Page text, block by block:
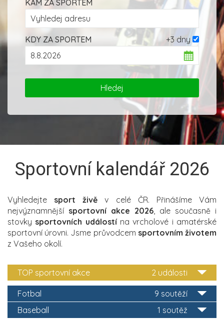
KAM ZA SPORTEM
+3 dny
KDY ZA SPORTEM
Sportovní kalendář 2026
Vyhledejte sport živě v celé ČR. Přinášíme Vám
nejvýznamnější sportovní akce 2026, ale současně i
stovky sportovních událostína vrcholové i amatérské
sportovní úrovni. Jsme průvodcem sportovním životem
z Vašeho okolí.
2 události
TOP sportovní akce
9 soutěží
Fotbal
1 soutěž
Baseball